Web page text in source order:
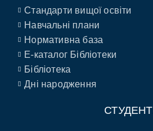
Стандарти вищої освіти
Навчальні плани
Нормативна база
E-каталог Бібліотеки
Бібліотека
Дні народження